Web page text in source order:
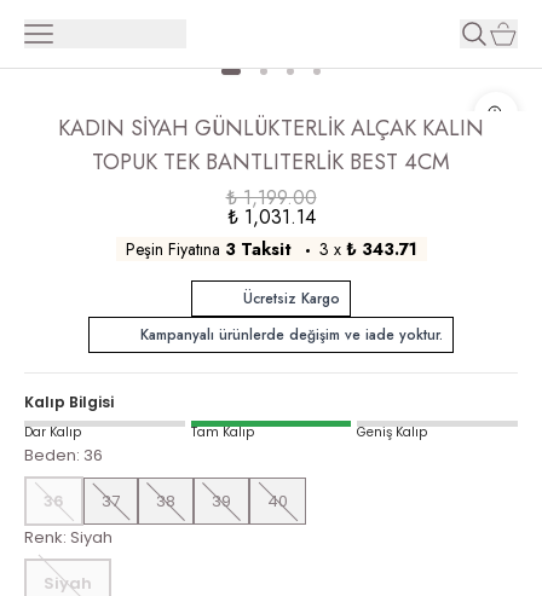
KADIN SİYAH GÜNLÜKTERLİK ALÇAK KALIN
TOPUK TEK BANTLITERLİK BEST 4CM
₺ 1,199.00
₺ 1,031.14
Peşin Fiyatına 3 Taksit 3 x ₺ 343.71
Ücretsiz Kargo
Kampanyalı ürünlerde değişim ve iade yoktur.
Kalıp Bilgisi
Dar Kalıp Tam Kalıp Geniş Kalıp
Beden: 36
36
37 38 39
40
Renk: Siyah
Siyah